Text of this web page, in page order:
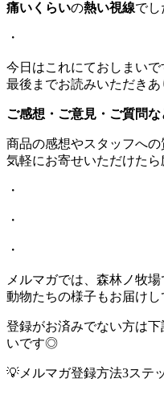
痛いくらいの熱い視線でし
・
今日はこれにておしまいで
最後までお読みいただきあ
ご感想・ご意見・ご質問な
商品の感想やスタッフへの
気軽にお寄せいただけたら
・
・
・
メルマガでは、森林ノ牧
動物たちの様子もお届けし
登録がお済みでない方は
いです◎
💡メルマガ登録方法3ステ